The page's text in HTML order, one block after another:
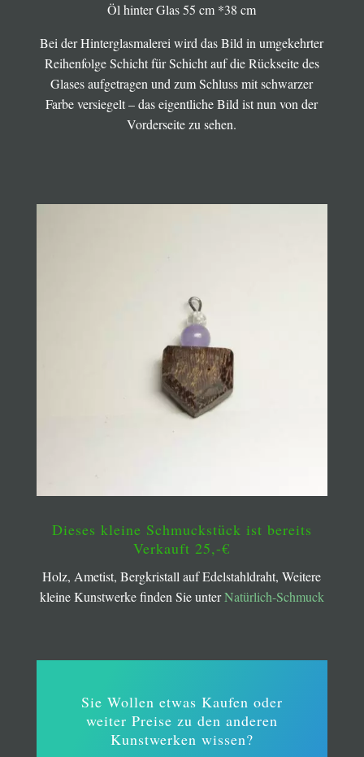
Öl hinter Glas 55 cm *38 cm
Bei der Hinterglasmalerei wird das Bild in umgekehrter
Reihenfolge Schicht für Schicht auf die Rückseite des
Glases aufgetragen und zum Schluss mit schwarzer
Farbe versiegelt – das eigentliche Bild ist nun von der
Vorderseite zu sehen.
Dieses kleine Schmuckstück ist bereits
Verkauft 25,-€
Holz, Ametist, Bergkristall auf Edelstahldraht, Weitere
kleine Kunstwerke finden Sie unterNatürlich-Schmuck
Sie Wollen etwas Kaufen oder
weiter Preise zu den anderen
Kunstwerken wissen?